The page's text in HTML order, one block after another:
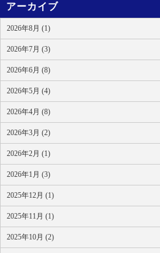
アーカイブ
2026年8月 (1)
2026年7月 (3)
2026年6月 (8)
2026年5月 (4)
2026年4月 (8)
2026年3月 (2)
2026年2月 (1)
2026年1月 (3)
2025年12月 (1)
2025年11月 (1)
2025年10月 (2)